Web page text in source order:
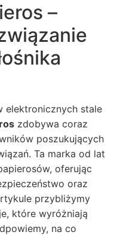
–
elektronicznych stale
zdobywa coraz
poszukujących
Ta marka od lat
oferując
oraz
przybliżymy
które wyróżniają
na co